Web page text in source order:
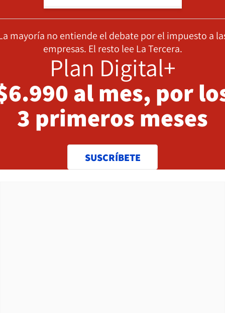
mayoría no entiende el debate por el impuesto a
empresas. El resto lee La Tercera.
Plan Digital+
al mes, por
3 primeros meses
SUSCRÍBETE